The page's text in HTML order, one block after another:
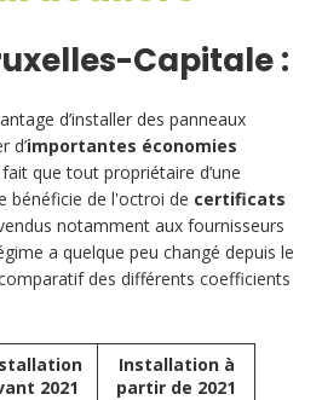
Capitale :
d’installer des panneaux
d’importantes économies
que tout propriétaire d’une
bénéficie de l'octroi de certificats
notamment aux fournisseurs
a quelque peu changé depuis le
des différents coefficients
2021
Installation à
partir de 2021